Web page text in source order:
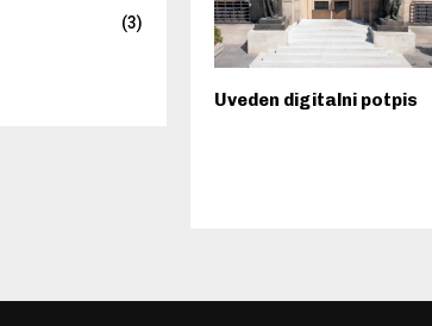
Uveden digitalni potpis
(3)